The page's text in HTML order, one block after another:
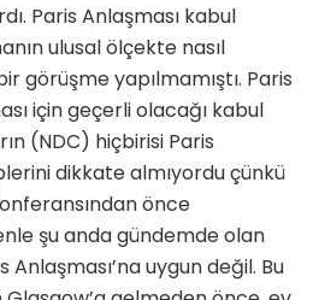
Paris Anlaşması kabul
ulusal ölçekte nasıl
görüşme yapılmamıştı. Paris
için geçerli olacağı kabul
(NDC) hiçbirisi Paris
dikkate almıyordu çünkü
önce
şu anda gündemde olan
Anlaşması’na uygun değil. Bu